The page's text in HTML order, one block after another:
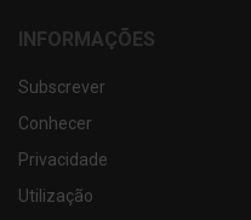
INFORMAÇÕES
Subscrever
Conhecer
Privacidade
Utilização